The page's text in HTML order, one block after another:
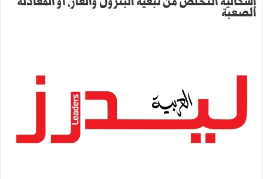
الصعبة